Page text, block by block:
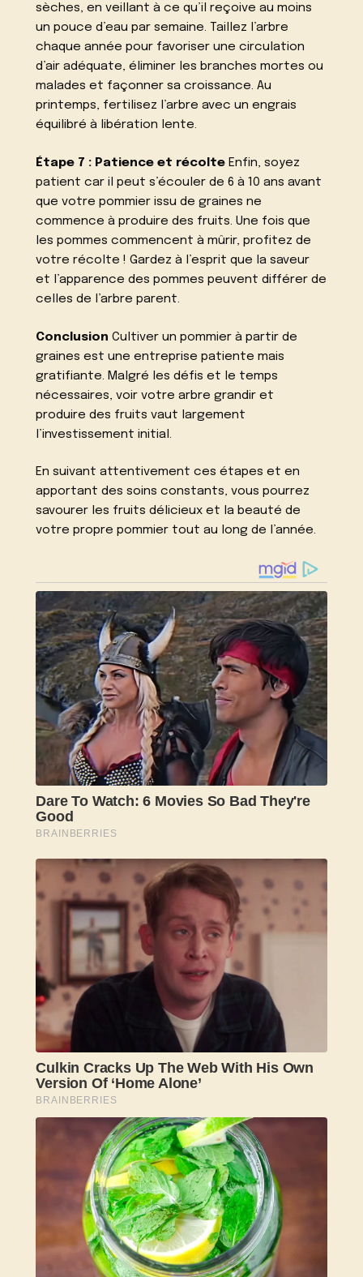
sèches, en veillant à ce qu’il reçoive au moins
un pouce d’eau par semaine. Taillez l’arbre
chaque année pour favoriser une circulation
d’air adéquate, éliminer les branches mortes ou
malades et façonner sa croissance. Au
printemps, fertilisez l’arbre avec un engrais
équilibré à libération lente.
Étape 7 : Patience et récolte Enfin, soyez
patient car il peut s’écouler de 6 à 10 ans avant
que votre pommier issu de graines ne
commence à produire des fruits. Une fois que
les pommes commencent à mûrir, profitez de
votre récolte ! Gardez à l’esprit que la saveur
et l’apparence des pommes peuvent différer de
celles de l’arbre parent.
Conclusion Cultiver un pommier à partir de
graines est une entreprise patiente mais
gratifiante. Malgré les défis et le temps
nécessaires, voir votre arbre grandir et
produire des fruits vaut largement
l’investissement initial.
En suivant attentivement ces étapes et en
apportant des soins constants, vous pourrez
savourer les fruits délicieux et la beauté de
votre propre pommier tout au long de l’année.